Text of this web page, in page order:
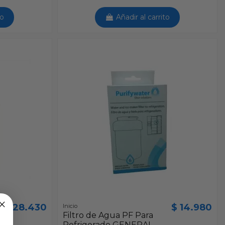
Añadir al carrito
$ 28.430 Inicio
Filtro de Agua PF Para
$ 14.980